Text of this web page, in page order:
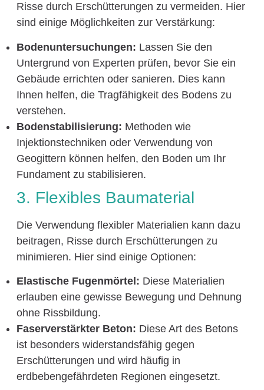
Risse durch Erschütterungen zu vermeiden. Hier
sind einige Möglichkeiten zur Verstärkung:
Bodenuntersuchungen: Lassen Sie den
Untergrund von Experten prüfen, bevor Sie ein
Gebäude errichten oder sanieren. Dies kann
Ihnen helfen, die Tragfähigkeit des Bodens zu
verstehen.
Bodenstabilisierung: Methoden wie
Injektionstechniken oder Verwendung von
Geogittern können helfen, den Boden um Ihr
Fundament zu stabilisieren.
3. Flexibles Baumaterial
Die Verwendung flexibler Materialien kann dazu
beitragen, Risse durch Erschütterungen zu
minimieren. Hier sind einige Optionen:
Elastische Fugenmörtel: Diese Materialien
erlauben eine gewisse Bewegung und Dehnung
ohne Rissbildung.
Faserverstärkter Beton: Diese Art des Betons
ist besonders widerstandsfähig gegen
Erschütterungen und wird häufig in
erdbebengefährdeten Regionen eingesetzt.